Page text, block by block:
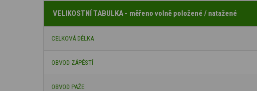
VELIKOSTNÍ TABULKA - měřeno volně položené / natažené
CELKOVÁ DÉLKA
OBVOD ZÁPĚSTÍ
OBVOD PAŽE